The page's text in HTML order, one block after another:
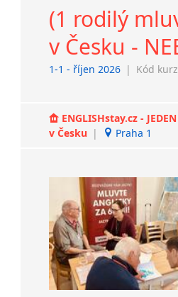
(1 rodilý
v Česku -
1-1 - říjen 2026 | Kód
ENGLISHstay.cz -
v Česku | Praha 1